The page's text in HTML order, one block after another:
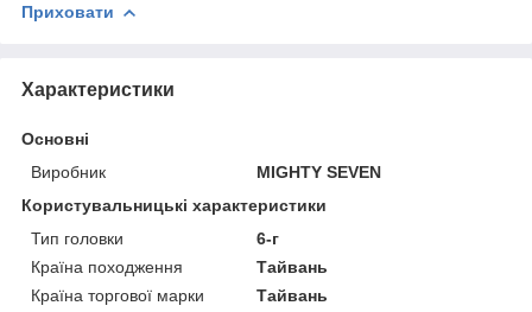
Приховати
Характеристики
Основні
Виробник
MIGHTY SEVEN
Користувальницькі характеристики
Тип головки
6-г
Країна походження
Тайвань
Країна торгової марки
Тайвань